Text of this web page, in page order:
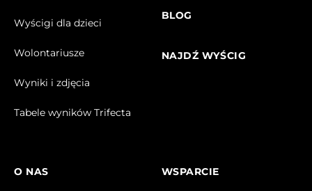
Wyścigi dla dzieci
Wolontariusze
Wyniki i zdjęcia
Tabele wyników Trifecta
BLOG
NAJDŹ WYŚCIG
O NAS WSPARCIE